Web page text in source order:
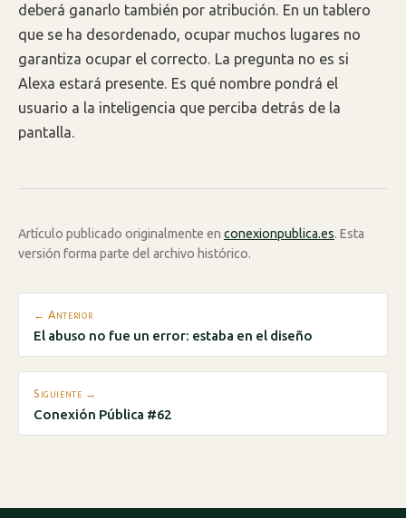
deberá ganarlo también por atribución. En un tablero
que se ha desordenado, ocupar muchos lugares no
garantiza ocupar el correcto. La pregunta no es si
Alexa estará presente. Es qué nombre pondrá el
usuario a la inteligencia que perciba detrás de la
pantalla.
Artículo publicado originalmente en conexionpublica.es. Esta
versión forma parte del archivo histórico.
← Anterior
El abuso no fue un error: estaba en el diseño
Siguiente →
Conexión Pública #62